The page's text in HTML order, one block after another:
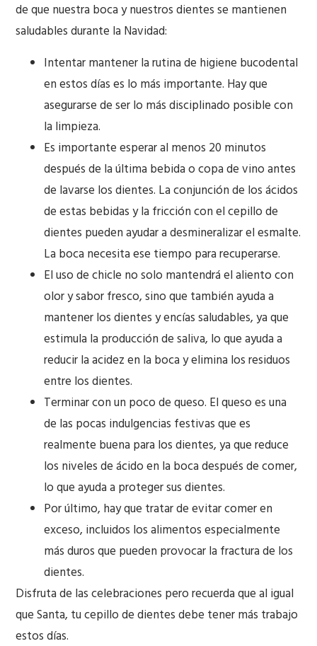
de que nuestra boca y nuestros dientes se mantienen
saludables durante la Navidad:
Intentar mantener la rutina de higiene bucodental
en estos días es lo más importante. Hay que
asegurarse de ser lo más disciplinado posible con
la limpieza.
Es importante esperar al menos 20 minutos
después de la última bebida o copa de vino antes
de lavarse los dientes. La conjunción de los ácidos
de estas bebidas y la fricción con el cepillo de
dientes pueden ayudar a desmineralizar el esmalte.
La boca necesita ese tiempo para recuperarse.
El uso de chicle no solo mantendrá el aliento con
olor y sabor fresco, sino que también ayuda a
mantener los dientes y encías saludables, ya que
estimula la producción de saliva, lo que ayuda a
reducir la acidez en la boca y elimina los residuos
entre los dientes.
Terminar con un poco de queso. El queso es una
de las pocas indulgencias festivas que es
realmente buena para los dientes, ya que reduce
los niveles de ácido en la boca después de comer,
lo que ayuda a proteger sus dientes.
Por último, hay que tratar de evitar comer en
exceso, incluidos los alimentos especialmente
más duros que pueden provocar la fractura de los
dientes.
Disfruta de las celebraciones pero recuerda que al igual
que Santa, tu cepillo de dientes debe tener más trabajo
estos días.